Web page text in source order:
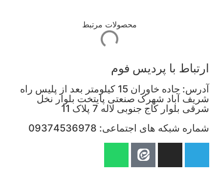
محصولات مرتبط
ارتباط با پردیس فوم
آدرس: جاده خاوران 15 کیلومتر بعد از پلیس راه
شریف آباد شهرک صنعتی پایتخت بلوار نخل
شرقی بلوار کاج جنوبی لاله 7 پلاک 11
شماره شبکه های اجتماعی: 09374536978